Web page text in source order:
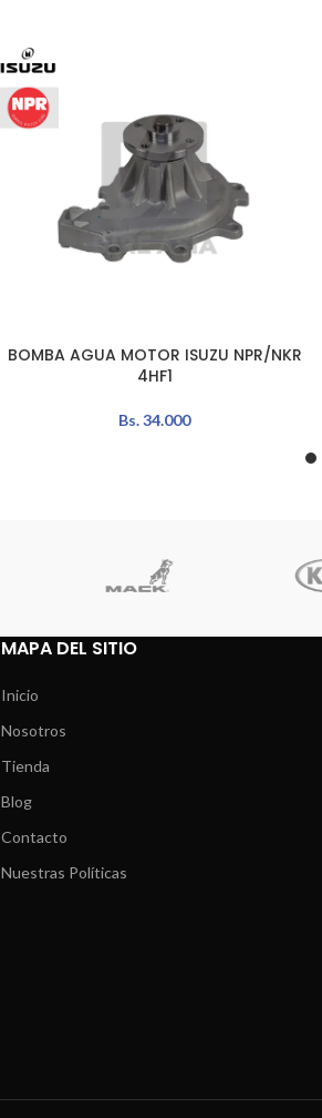
AÑADIR AL CARRITO
BOMBA AGUA MOTOR ISUZU NPR/NKR
4HF1
Bs.34.000
MAPA DEL SITIO
Inicio
Nosotros
Tienda
Blog
Contacto
Nuestras Políticas